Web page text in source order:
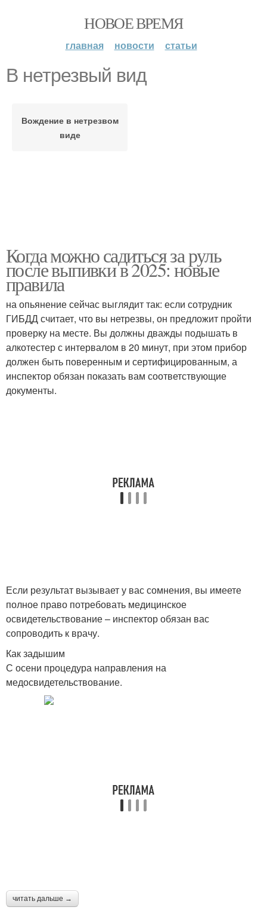
НОВОЕ ВРЕМЯ
главная новости статьи
В нетрезвый вид
Вождение в нетрезвом
виде
Когда можно садиться за руль
после выпивки в 2025: новые
правила
на опьянение сейчас выглядит так: если сотрудник
ГИБДД считает, что вы нетрезвы, он предложит пройти
проверку на месте. Вы должны дважды подышать в
алкотестер с интервалом в 20 минут, при этом прибор
должен быть поверенным и сертифицированным, а
инспектор обязан показать вам соответствующие
документы.
Если результат вызывает у вас сомнения, вы имеете
полное право потребовать медицинское
освидетельствование – инспектор обязан вас
сопроводить к врачу.
Как задышим
С осени процедура направления на
медосвидетельствование.
читать дальше →